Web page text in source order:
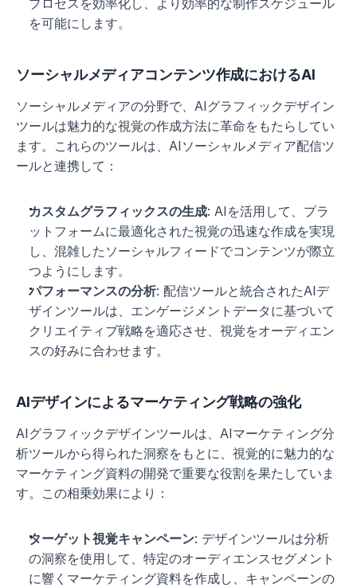
を可能にします。
ソーシャルメディアコンテンツ作成におけるAI
ソーシャルメディアの分野で、AIグラフィックデザイン
ツールは魅力的な視覚の作成方法に革命をもたらしてい
ます。これらのツールは、AIソーシャルメディア配信ツ
ールと連携して：
カスタムグラフィックスの生成: AIを活用して、プラ
ットフォームに最適化された視覚の迅速な作成を実現
し、混雑したソーシャルフィードでコンテンツが際立
つようにします。
パフォーマンスの分析: 配信ツールと統合されたAIデ
ザインツールは、エンゲージメントデータに基づいて
クリエイティブ戦略を適応させ、視覚をオーディエン
スの好みに合わせます。
AIデザインによるマーケティング戦略の強化
AIグラフィックデザインツールは、AIマーケティング分
析ツールから得られた洞察をもとに、視覚的に魅力的な
マーケティング資料の開発で重要な役割を果たしていま
す。この相乗効果により：
ターゲット視覚キャンペーン: デザインツールは分析
の洞察を使用して、特定のオーディエンスセグメント
に響くマーケティング資料を作成し、キャンペーンの